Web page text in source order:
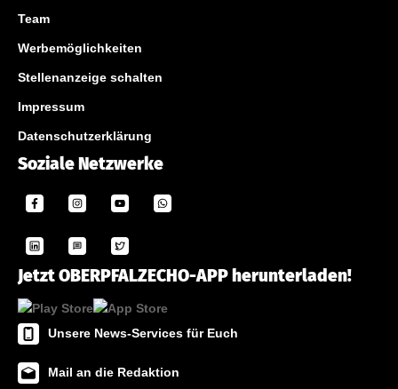
Team
Werbemöglichkeiten
Stellenanzeige schalten
Impressum
Datenschutzerklärung
Soziale Netzwerke
Jetzt OBERPFALZECHO-APP herunterladen!
Unsere News-Services für Euch
Mail an die Redaktion